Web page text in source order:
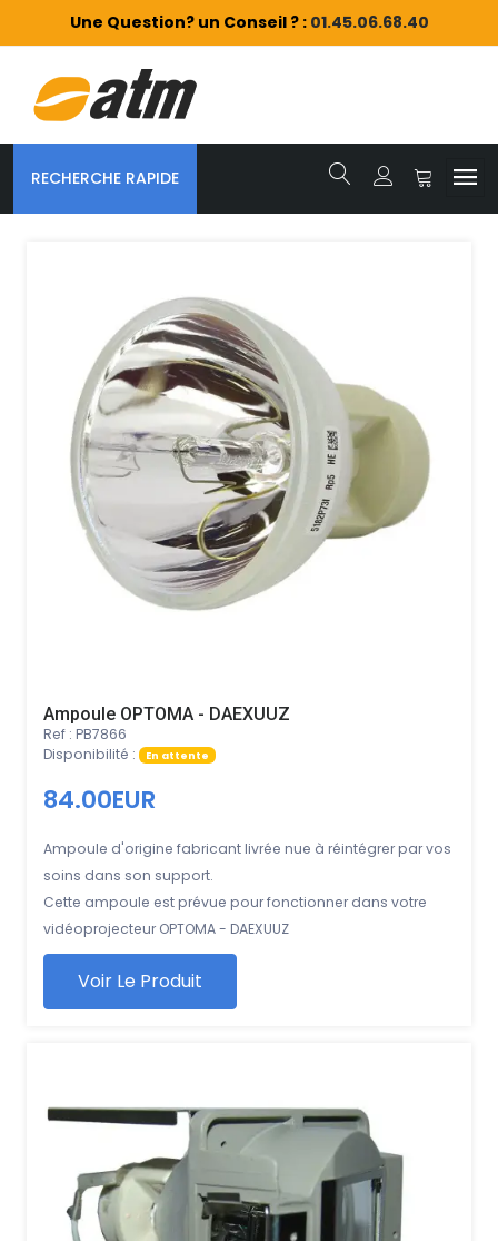
Une Question? un Conseil ? : 01.45.06.68.40
RECHERCHE RAPIDE
Ampoule OPTOMA - DAEXUUZ
Ref : PB7866
Disponibilité :
En attente
84.00EUR
Ampoule d'origine fabricant livrée nue à réintégrer par vos
soins dans son support.
Cette ampoule est prévue pour fonctionner dans votre
vidéoprojecteur OPTOMA - DAEXUUZ
Voir Le Produit